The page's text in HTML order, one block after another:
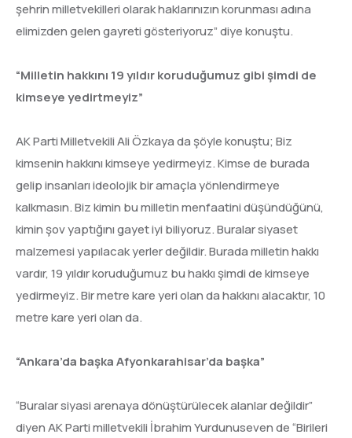
şehrin milletvekilleri olarak haklarınızın korunması adına
elimizden gelen gayreti gösteriyoruz” diye konuştu.
“Milletin hakkını 19 yıldır koruduğumuz gibi şimdi de
kimseye yedirtmeyiz”
AK Parti Milletvekili Ali Özkaya da şöyle konuştu; Biz
kimsenin hakkını kimseye yedirmeyiz. Kimse de burada
gelip insanları ideolojik bir amaçla yönlendirmeye
kalkmasın. Biz kimin bu milletin menfaatini düşündüğünü,
kimin şov yaptığını gayet iyi biliyoruz. Buralar siyaset
malzemesi yapılacak yerler değildir. Burada milletin hakkı
vardır, 19 yıldır koruduğumuz bu hakkı şimdi de kimseye
yedirmeyiz. Bir metre kare yeri olan da hakkını alacaktır, 10
metre kare yeri olan da.
“Ankara’da başka Afyonkarahisar’da başka”
“Buralar siyasi arenaya dönüştürülecek alanlar değildir”
diyen AK Parti milletvekili İbrahim Yurdunuseven de “Birileri